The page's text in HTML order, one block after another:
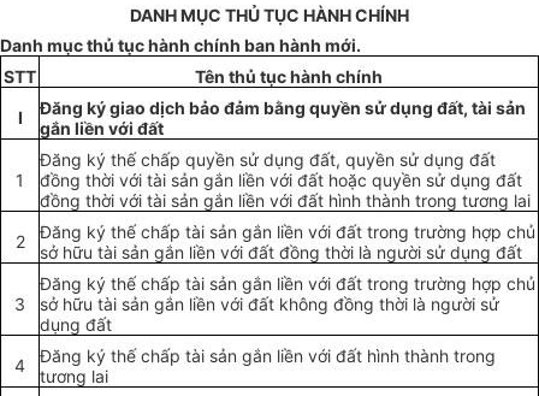
DANH MỤC THỦ TỤC HÀNH CHÍNH
Danh mục thủ tục hành chính ban hành mới.
STT
Tên thủ tục hành chính
I
Đăng ký giao dịch bảo đảm bằng quyền sử dụng đất, tài sản
gắn liền với đất
1
Đăng ký thế chấp quyền sử dụng đất, quyền sử dụng đất
đồng thời với tài sản gắn liền với đất hoặc quyền sử dụng đất
đồng thời với tài sản gắn liền với đất hình thành trong tương lai
2
Đăng ký thế chấp tài sản gắn liền với đất trong trường hợp chủ
sở hữu tài sản gắn liền với đất đồng thời là người sử dụng đất
3
Đăng ký thế chấp tài sản gắn liền với đất trong trường hợp chủ
sở hữu tài sản gắn liền với đất không đồng thời là người sử
dụng đất
4
Đăng ký thế chấp tài sản gắn liền với đất hình thành trong
tương lai